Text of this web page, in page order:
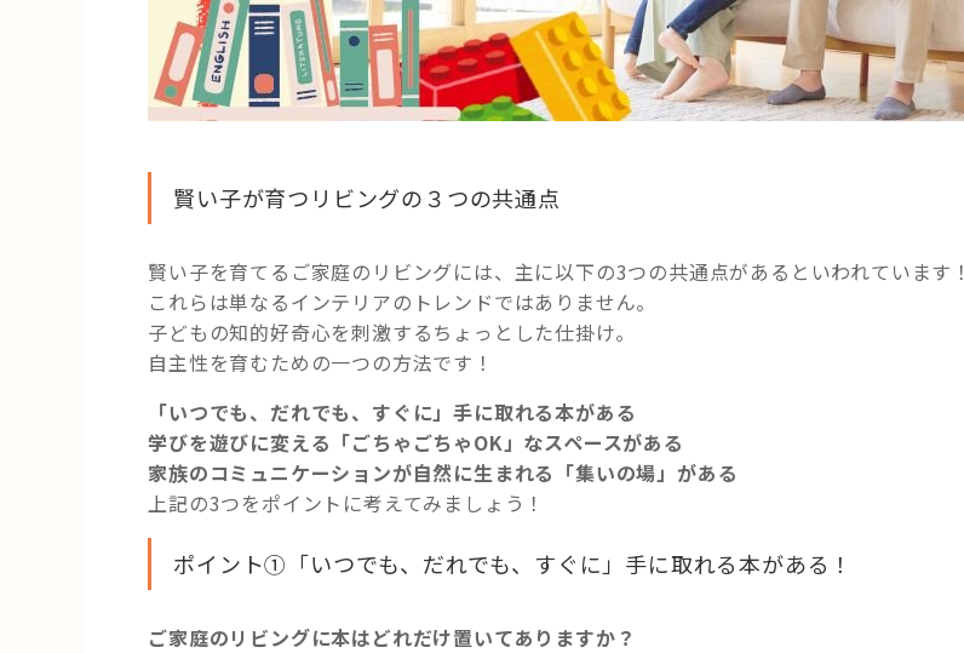
賢い子が育つリビングの３つの共通点
賢い子を育てるご家庭のリビングには、主に以下の3つの共通点があるといわれています！
これらは単なるインテリアのトレンドではありません。
子どもの知的好奇心を刺激するちょっとした仕掛け。
自主性を育むための一つの方法です！
「いつでも、だれでも、すぐに」手に取れる本がある
学びを遊びに変える「ごちゃごちゃOK」なスペースがある
家族のコミュニケーションが自然に生まれる「集いの場」がある
上記の3つをポイントに考えてみましょう！
ポイント①「いつでも、だれでも、すぐに」手に取れる本がある！
ご家庭のリビングに本はどれだけ置いてありますか？